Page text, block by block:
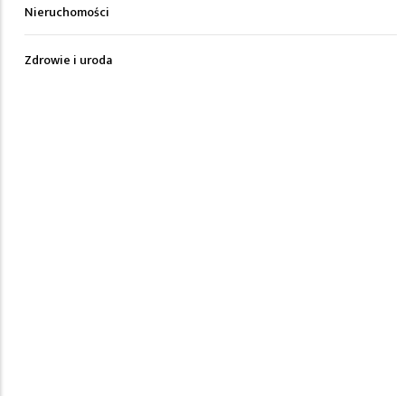
Nieruchomości
Zdrowie i uroda